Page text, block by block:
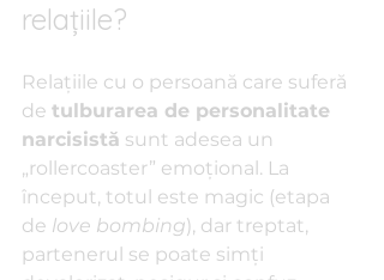
relațiile?
Relațiile cu o persoană care suferă
de tulburarea de personalitate
narcisistă sunt adesea un
„rollercoaster” emoțional. La
început, totul este magic (etapa
de love bombing), dar treptat,
partenerul se poate simți